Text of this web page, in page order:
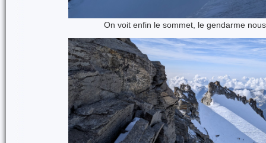
On voit enfin le sommet, le gendarme